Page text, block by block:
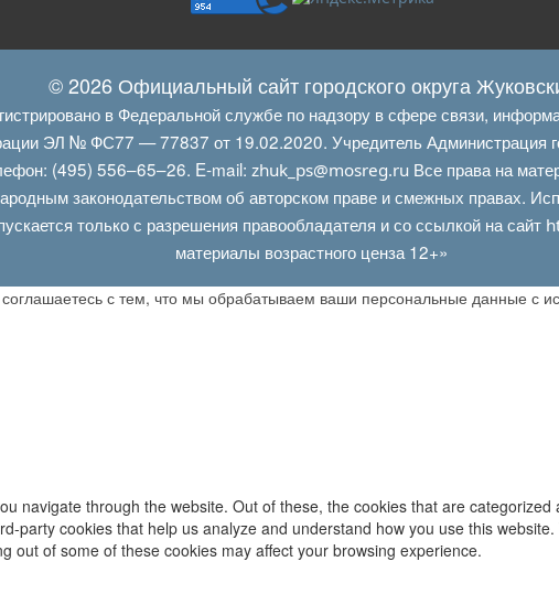
© 2026 Официальный сайт городского округа
в Федеральной службе по надзору в сфере связи,
ЭЛ № ФС77 — 77837 от 19.02.2020. Учредитель Администрация
(495) 556–65–26. E‑mail: zhuk_ps@mosreg.ruВсе права на
законодательством об авторском праве и смежных правах.
только с разрешения правообладателя и со ссылкой на сайт
материалы возрастного ценза 12+»
с тем, что мы обрабатываем ваши персональные данные с
navigate through the website. Out of these, the cookies that are
party cookies that help us analyze and understand how you use this
out of some of these cookies may affect your browsing experience.